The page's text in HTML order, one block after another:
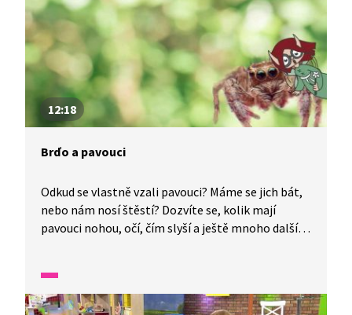
12:18
Brďo a pavouci
Odkud se vlastně vzali pavouci? Máme se jich bát,
nebo nám nosí štěstí? Dozvíte se, kolik mají
pavouci nohou, očí, čím slyší a ještě mnoho dalších